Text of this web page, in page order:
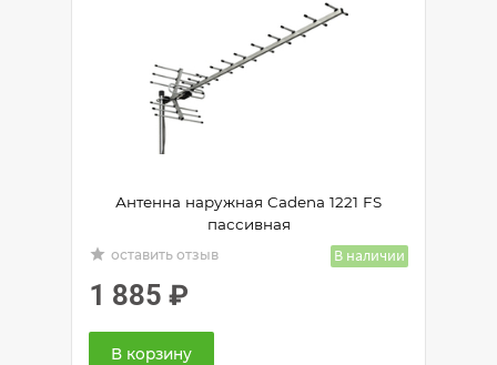
Антенна наружная Cadena 1221 FS
пассивная
grade оставить отзыв В наличии
1 885 ₽
В корзину